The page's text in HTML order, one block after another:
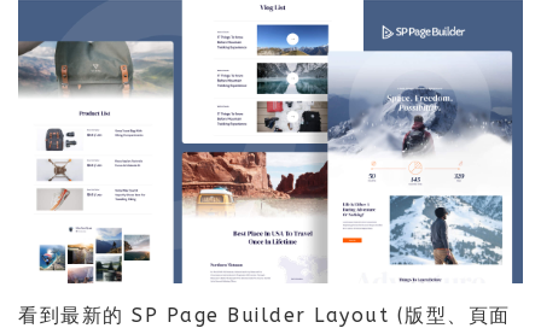
看到最新的 SP Page Builder Layout (版型、頁面